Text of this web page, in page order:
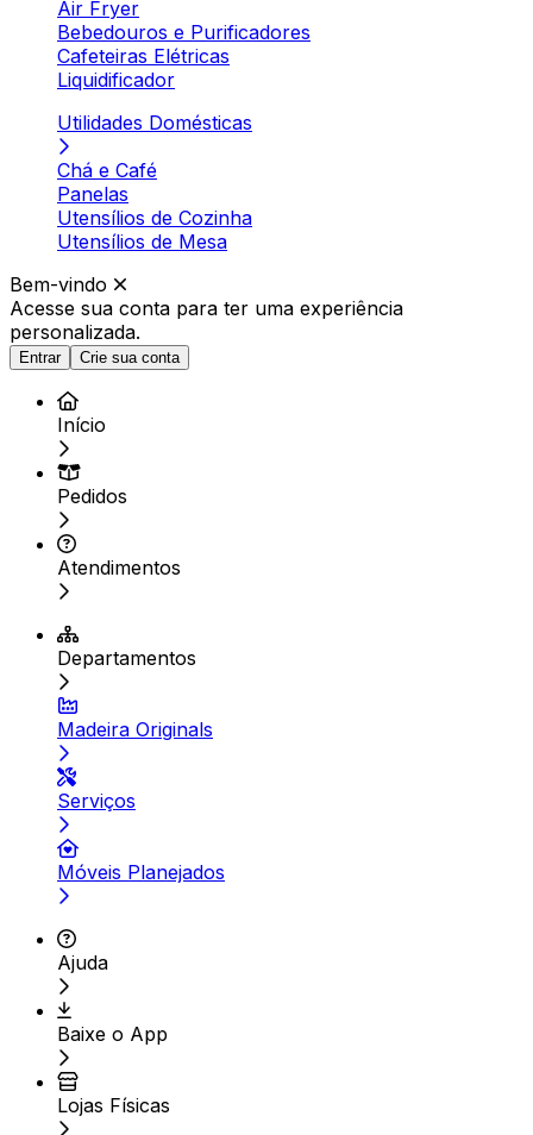
Air Fryer
Bebedouros e Purificadores
Cafeteiras Elétricas
Liquidificador
Utilidades Domésticas
Chá e Café
Panelas
Utensílios de Cozinha
Utensílios de Mesa
Bem-vindo
Acesse sua conta para ter uma experiência
personalizada.
Entrar Crie sua conta
Início
Pedidos
Atendimentos
Departamentos
Madeira Originals
Serviços
Móveis Planejados
Ajuda
Baixe o App
Lojas Físicas